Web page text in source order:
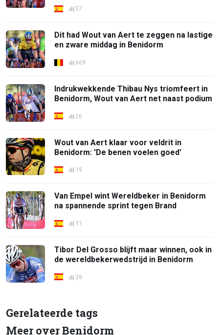
57
Dit had Wout van Aert te zeggen na lastige
en zware middag in Benidorm
669
Indrukwekkende Thibau Nys triomfeert in
Benidorm, Wout van Aert net naast podium
26
Wout van Aert klaar voor veldrit in
Benidorm: 'De benen voelen goed'
19
Van Empel wint Wereldbeker in Benidorm
na spannende sprint tegen Brand
11
Tibor Del Grosso blijft maar winnen, ook in
de wereldbekerwedstrijd in Benidorm
39
Gerelateerde tags
Meer over Benidorm